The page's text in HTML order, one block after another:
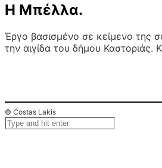
Η Μπέλλα.
Έργο βασισμένο σε κείμενο της
την αιγίδα του δήμου Καστοριάς.
© Costas Lakis